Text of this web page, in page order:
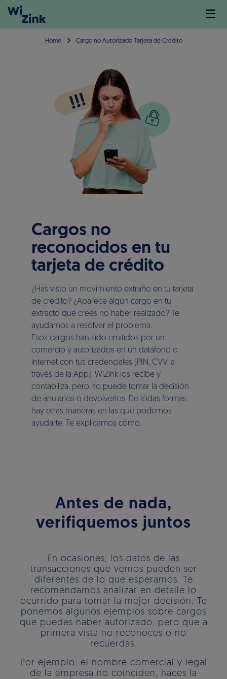
☰
Home Cargo no Autorizado Tarjeta de Crédito
Cargos no
reconocidos en tu
tarjeta de crédito
¿Has visto un movimiento extraño en tu tarjeta
de crédito? ¿Aparece algún cargo en tu
extracto que crees no haber realizado? Te
ayudamos a resolver el problema.
Esos cargos han sido emitidos por un
comercio y autorizados en un datáfono o
internet con tus credenciales (PIN, CVV, a
través de la App). WiZink los recibe y
contabiliza, pero no puede tomar la decisión
de anularlos o devolverlos. De todas formas,
hay otras maneras en las que podemos
ayudarte. Te explicamos cómo.
Antes de nada,
verifiquemos juntos
En ocasiones, los datos de las
transacciones que vemos pueden ser
diferentes de lo que esperamos. Te
recomendamos analizar en detalle lo
ocurrido para tomar la mejor decisión. Te
ponemos algunos ejemplos sobre cargos
que puedes haber autorizado, pero que a
primera vista no reconoces o no
recuerdas.
Por ejemplo: el nombre comercial y legal
de la empresa no coinciden, haces la